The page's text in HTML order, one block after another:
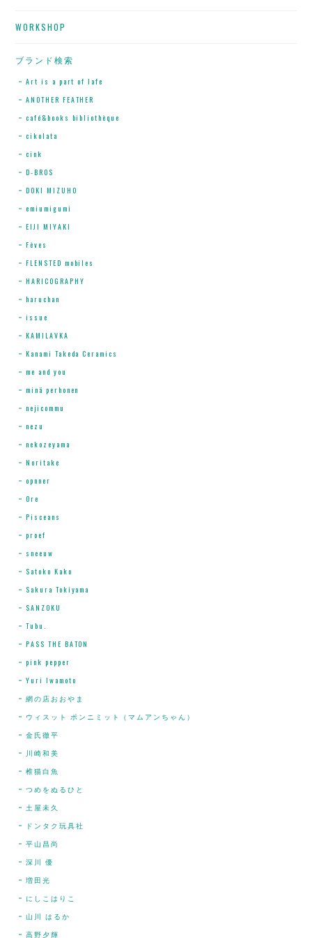
WORKSHOP
ブランド検索
Art is a part of lafe
ANOTHER FEATHER
café&books bibliothèque
cikolata
cink
D-BROS
DOKI MIZUHO
emiumigumi
EIJI MIYAKI
Fèves
FLENSTED mobiles
HARICOGRAPHY
haruchan
issue
KAMILAVKA
Kanami Takeda Ceramics
me and you
minä perhonen
nejicommu
nezu
nekozeyama
Noritake
opnner
Ore
Pisceans
proef
sneeuw
Satoko Kako
Sakura Tokiyama
SANZOKU
Tubu.
PASS THE BATON
pink pepper
Yuri Iwamoto
網の店おおやま
ウィスット ポンニミット（マムアンちゃん）
金氏徹平
川崎和美
椎猫白魚
つめをぬるひと
土屋未久
ドンタク玩具社
平山昌尚
深川 優
増田光
にしこはりこ
山川 はるか
高野夕輝